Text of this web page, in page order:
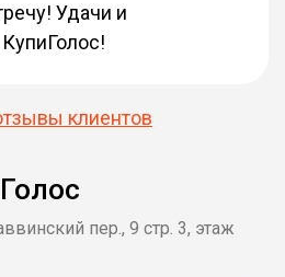
Удачи и
клиентов
пер., 9 стр. 3, этаж